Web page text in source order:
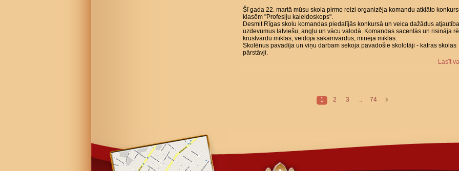
Šī gada 22. martā mūsu skola pirmo reizi organizēja komandu atklāto
klasēm "Profesiju kaleidoskops".
Desmit Rīgas skolu komandas piedalījās konkursā un veica dažādus
uzdevumus latviešu, angļu un vācu valodā. Komandas sacentās un risināja
krustvārdu mīklas, veidoja sakāmvārdus, minēja mīklas.
Skolēnus pavadīja un viņu darbam sekoja pavadošie skolotāji - katras skolas
pārstāvji.
Lasīt
1 2 3 .. 74